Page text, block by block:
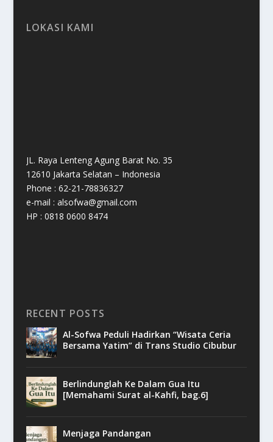
LOKASI KAMI
JL. Raya Lenteng Agung Barat No. 35
12610 Jakarta Selatan – Indonesia
Phone : 62-21-78836327
e-mail : alsofwa@gmail.com
HP : 0818 0600 8474
RECENT POSTS
Al-Sofwa Peduli Hadirkan “Wisata Ceria
Bersama Yatim” di Trans Studio Cibubur
Berlindunglah Ke Dalam Gua Itu
[Memahami Surat al-Kahfi, bag.6]
Menjaga Pandangan